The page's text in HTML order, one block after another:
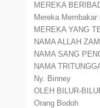
MEREKA
Mereka
MEREKA YANG
NAMA ALLAH
NAMA SANG
NAMA
Ny. Binney
OLEH BILUR-
Orang Bodoh